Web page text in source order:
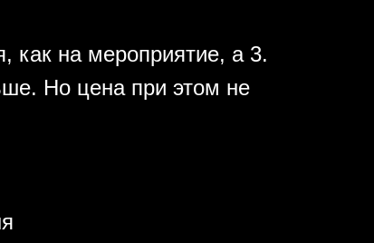
как на мероприятие, а 3.
Но цена при этом не